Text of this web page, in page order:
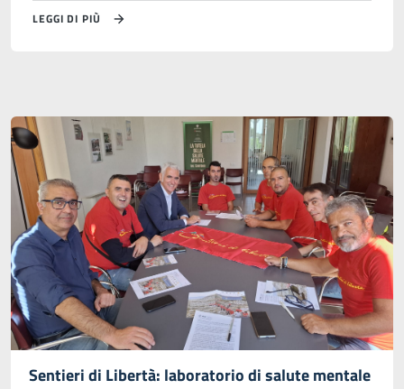
LEGGI DI PIÙ
Sentieri di Libertà: laboratorio di salute mentale